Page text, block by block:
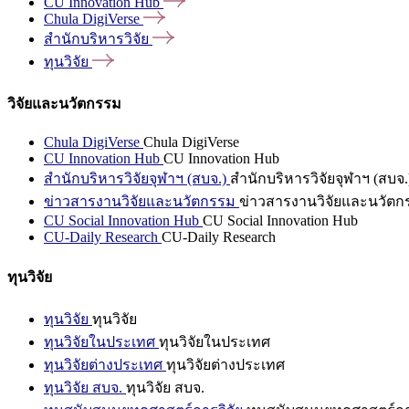
Chula DigiVerse
สำนักบริหารวิจัย
ทุนวิจัย
วิจัยและนวัตกรรม
Chula DigiVerse Chula DigiVerse
CU Innovation Hub CU Innovation Hub
สำนักบริหารวิจัยจุฬาฯ (สบจ.) สำนักบริหารวิจัยจุฬาฯ (สบจ
ข่าวสารงานวิจัยและนวัตกรรม ข่าวสารงานวิจัยและนวัตก
CU Social Innovation Hub CU Social Innovation Hub
CU-Daily Research CU-Daily Research
ทุนวิจัย
ทุนวิจัย ทุนวิจัย
ทุนวิจัยในประเทศ ทุนวิจัยในประเทศ
ทุนวิจัยต่างประเทศ ทุนวิจัยต่างประเทศ
ทุนวิจัย สบจ. ทุนวิจัย สบจ.